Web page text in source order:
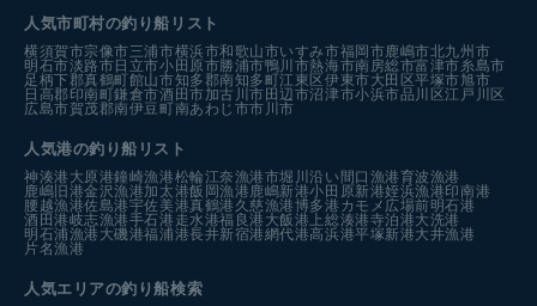
人気市町村の釣り船リスト
横須賀市宗像市三浦市横浜市和歌山市いすみ市福岡市鹿嶋市北九州市
明石市淡路市日立市小田原市勝浦市鴨川市熱海市南房総市富津市糸島市
足柄下郡真鶴町館山市知多郡南知多町江東区伊東市大田区平塚市旭市
日高郡印南町鎌倉市酒田市加古川市田辺市沼津市小浜市品川区江戸川区
広島市賀茂郡南伊豆町南あわじ市市川市
人気港の釣り船リスト
神湊港 大原港鐘崎漁港松輪江奈漁港市堀川沿い 間口漁港育波漁港
鹿嶋旧港金沢漁港加太港飯岡漁港 鹿嶋新港小田原新港姪浜漁港印南港
腰越漁港佐島港宇佐美港真鶴港 久慈漁港博多港カモメ広場前明石港
酒田港岐志漁港手石港 走水港福良港 大飯港 上総湊港寺泊港大洗港
明石浦漁港 大磯港福浦港長井新宿港網代港高浜港平塚新港大井漁港
片名漁港
人気エリアの釣り船検索